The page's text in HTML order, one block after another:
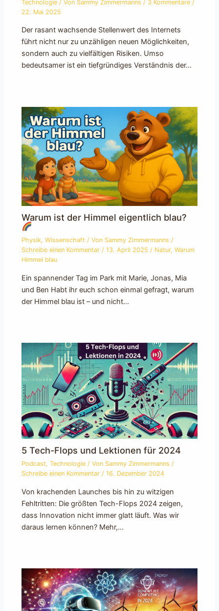
Technologie / Von Sammy Zimmermanns / 3 Kommentare /
22. Mai 2025
Der rasant wachsende Stellenwert des Internets
führt nicht nur zu unzähligen neuen Möglichkeiten,
sondern auch zu vielfältigen Risiken. Umso
bedeutsamer ist ein tiefgründiges Verständnis der…
Warum ist der Himmel eigentlich blau?
Physik,Wissenschaft / Von Sammy Zimmermanns/
Schreibe einen Kommentar /13. April 2025/ Natur,Warum
Himmel blau
Ein spannender Tag im Park mit Marie, Jonas, Mia
und Ben Habt ihr euch schon einmal gefragt, warum
der Himmel blau ist – und nicht…
5 Tech-Flops und Lektionen für 2024
Podcast,Technologie / Von Sammy Zimmermanns/
Schreibe einen Kommentar /16. Dezember 2024
Von krachenden Launches bis hin zu witzigen
Fehltritten: Die größten Tech-Flops 2024 zeigen,
dass Innovation nicht immer glatt läuft. Was wir
daraus lernen können? Mehr,…